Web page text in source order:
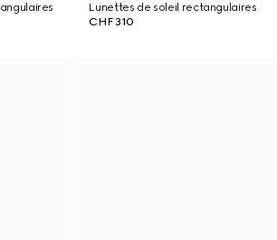
Lunettes de soleil rectangulaires
CHF 310